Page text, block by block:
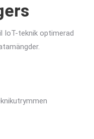
IoT-teknik optimerad